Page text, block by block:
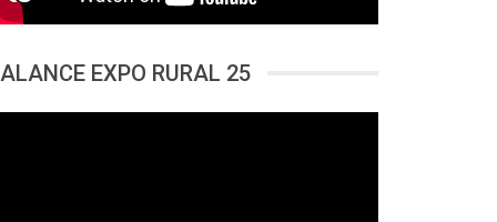
EXPO RURAL 25